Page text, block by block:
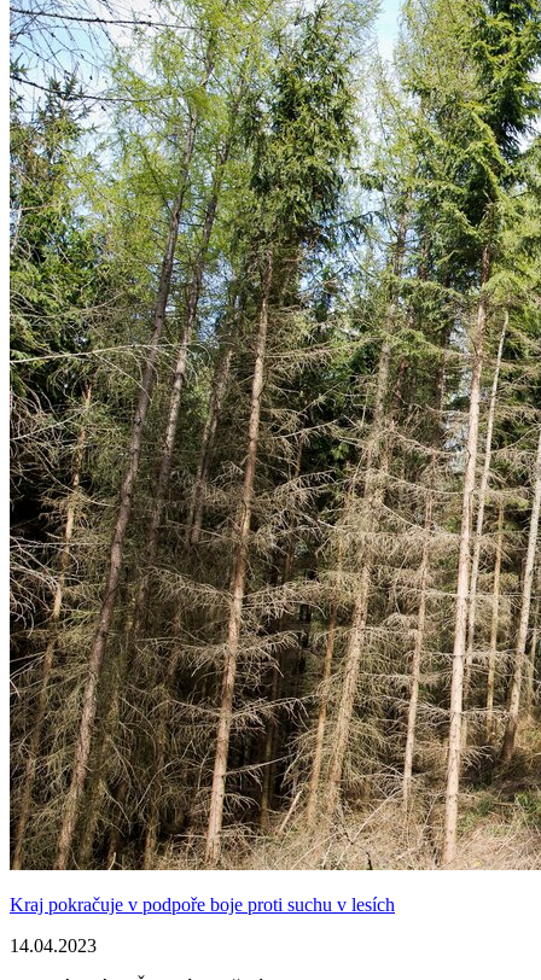
Kraj pokračuje v podpoře boje proti suchu v lesích
14.04.2023